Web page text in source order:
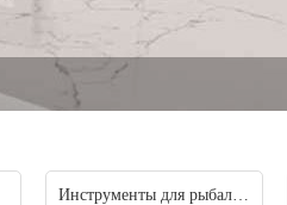
Инструменты для рыбалки